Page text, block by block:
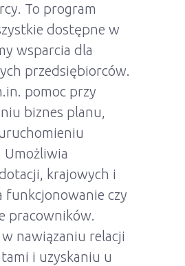
To program
dostępne w
wsparcia dla
przedsiębiorców.
pomoc przy
biznes planu,
Umożliwia
krajowych i
funkcjonowanie czy
pracowników.
nawiązaniu relacji
i uzyskaniu u